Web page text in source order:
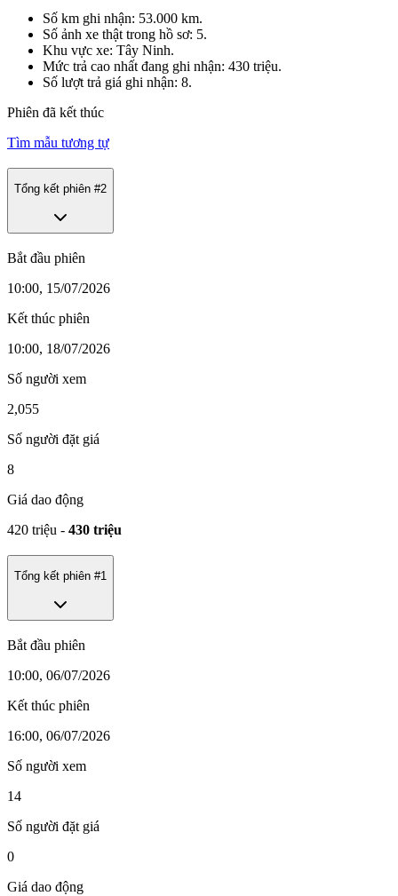
Số km ghi nhận: 53.000 km.
Số ảnh xe thật trong hồ sơ: 5.
Khu vực xe: Tây Ninh.
Mức trả cao nhất đang ghi nhận: 430 triệu.
Số lượt trả giá ghi nhận: 8.
Phiên đã kết thúc
Tìm mẫu tương tự
Tổng kết phiên #2
Bắt đầu phiên
10:00, 15/07/2026
Kết thúc phiên
10:00, 18/07/2026
Số người xem
2,055
Số người đặt giá
8
Giá dao động
420 triệu - 430 triệu
Tổng kết phiên #1
Bắt đầu phiên
10:00, 06/07/2026
Kết thúc phiên
16:00, 06/07/2026
Số người xem
14
Số người đặt giá
0
Giá dao động